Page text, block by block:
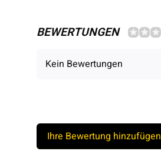
BEWERTUNGEN
Kein Bewertungen
Ihre Bewertung hinzufügen